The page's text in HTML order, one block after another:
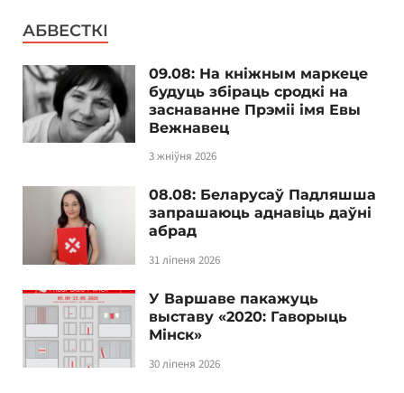
АБВЕСТКІ
09.08: На кніжным маркеце
будуць збіраць сродкі на
заснаванне Прэміі імя Евы
Вежнавец
3 жніўня 2026
08.08: Беларусаў Падляшша
запрашаюць аднавіць даўні
абрад
31 ліпеня 2026
У Варшаве пакажуць
выставу «2020: Гаворыць
Мінск»
30 ліпеня 2026